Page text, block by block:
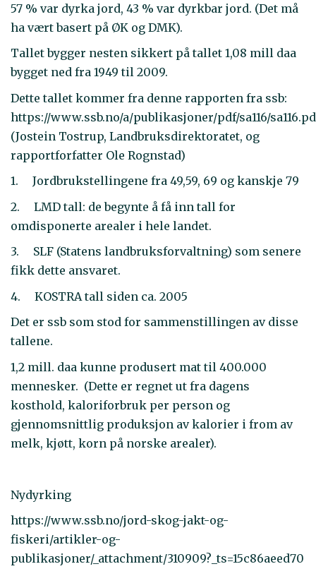
57 % var dyrka jord, 43 % var dyrkbar jord. (Det må
ha vært basert på ØK og DMK).
Tallet bygger nesten sikkert på tallet 1,08 mill daa
bygget ned fra 1949 til 2009.
Dette tallet kommer fra denne rapporten fra ssb:
https://www.ssb.no/a/publikasjoner/pdf/sa116/
(Jostein Tostrup, Landbruksdirektoratet, og
rapportforfatter Ole Rognstad)
1. Jordbrukstellingene fra 49,59, 69 og kanskje 79
2. LMD tall: de begynte å få inn tall for
omdisponerte arealer i hele landet.
3. SLF (Statens landbruksforvaltning) som senere
fikk dette ansvaret.
4. KOSTRA tall siden ca. 2005
Det er ssb som stod for sammenstillingen av disse
tallene.
1,2 mill. daa kunne produsert mat til 400.000
mennesker. (Dette er regnet ut fra dagens
kosthold, kaloriforbruk per person og
gjennomsnittlig produksjon av kalorier i from av
melk, kjøtt, korn på norske arealer).
Nydyrking
https://www.ssb.no/jord-skog-jakt-og-
fiskeri/artikler-og-
publikasjoner/_attachment/310909?_ts=15c86aeed70